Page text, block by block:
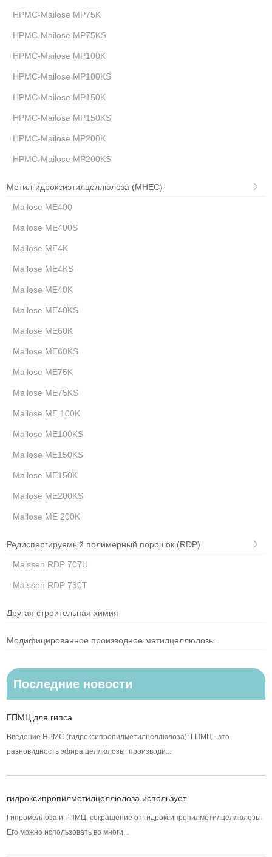
HPMC-Mailose MP75K
HPMC-Mailose MP75KS
HPMC-Mailose MP100K
HPMC-Mailose MP100KS
HPMC-Mailose MP150K
HPMC-Mailose MP150KS
HPMC-Mailose MP200K
HPMC-Mailose MP200KS
Метилгидроксиэтилцеллюлоза (MHEC)
Mailose ME400
Mailose ME400S
Mailose ME4K
Mailose ME4KS
Mailose ME40K
Mailose ME40KS
Mailose ME60K
Mailose ME60KS
Mailose ME75K
Mailose ME75KS
Mailose ME 100K
Mailose ME100KS
Mailose ME150KS
Mailose ME150K
Mailose ME200KS
Mailose ME 200K
Редиспергируемый полимерный порошок (RDP)
Maissen RDP 707U
Maissen RDP 730T
Другая строительная химия
Модифицированное производное метилцеллюлозы
Последние новости
ГПМЦ для гипса
Введение HPMC (гидроксипропилметилцеллюлоза): ГПМЦ - это
разновидность эфира целлюлозы, производи...
гидроксипропилметилцеллюлоза использует
Гипромеллоза и ГПМЦ, сокращение от гидроксипропилметилцеллюлозы.
Его можно использовать во многи...